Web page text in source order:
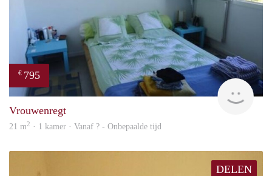
€ 795
Vrouwenregt
21 m2 · 1 kamer · Vanaf ? - Onbepaalde tijd
DELEN